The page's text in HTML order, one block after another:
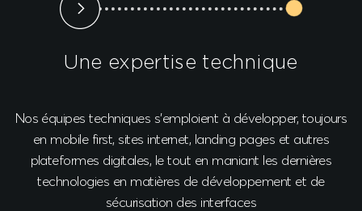
Une expertise technique
Nos équipes techniques s'emploient à développer, toujours
en mobile first, sites internet, landing pages et autres
plateformes digitales, le tout en maniant les dernières
technologies en matières de développement et de
sécurisation des interfaces